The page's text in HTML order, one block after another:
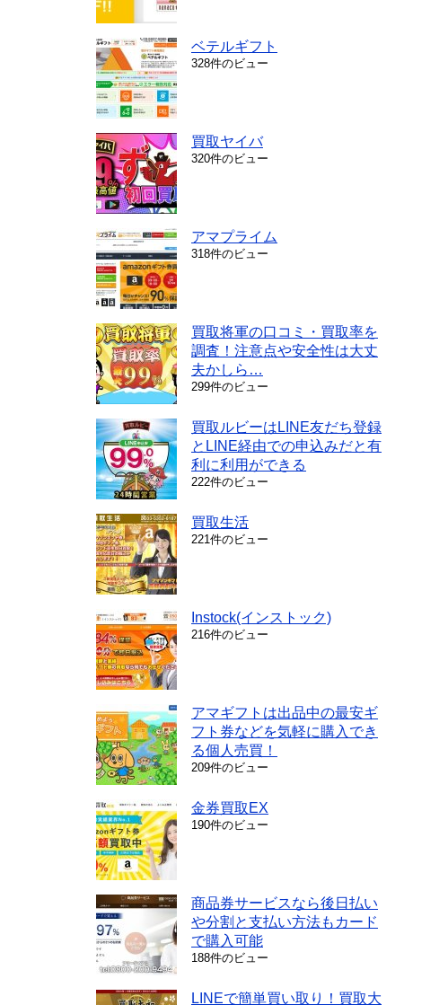
ベテルギフト
328件のビュー
買取ヤイバ
320件のビュー
アマプライム
318件のビュー
買取将軍の口コミ・買取率を
調査！注意点や安全性は大丈
夫かしら…
299件のビュー
買取ルビーはLINE友だち登録
とLINE経由での申込みだと有
利に利用ができる
222件のビュー
買取生活
221件のビュー
Instock(インストック)
216件のビュー
アマギフトは出品中の最安ギ
フト券などを気軽に購入でき
る個人売買！
209件のビュー
金券買取EX
190件のビュー
商品券サービスなら後日払い
や分割と支払い方法もカード
で購入可能
188件のビュー
LINEで簡単買い取り！買取大